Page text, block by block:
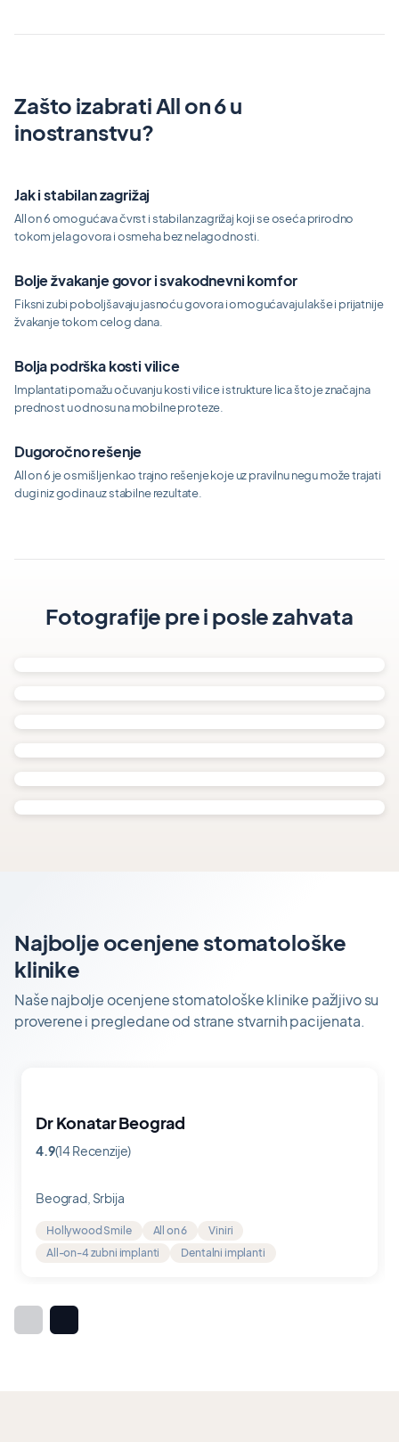
Zašto izabrati All on 6 u
inostranstvu?
Jak i stabilan zagrižaj
All on 6 omogućava čvrst i stabilan zagrižaj koji se oseća prirodno
tokom jela govora i osmeha bez nelagodnosti.
Bolje žvakanje govor i svakodnevni komfor
Fiksni zubi poboljšavaju jasnoću govora i omogućavaju lakše i prijatnije
žvakanje tokom celog dana.
Bolja podrška kosti vilice
Implantati pomažu očuvanju kosti vilice i strukture lica što je značajna
prednost u odnosu na mobilne proteze.
Dugoročno rešenje
All on 6 je osmišljen kao trajno rešenje koje uz pravilnu negu može trajati
dugi niz godina uz stabilne rezultate.
Fotografije pre i posle zahvata
Najbolje ocenjene stomatološke
klinike
Naše najbolje ocenjene stomatološke klinike pažljivo su
proverene i pregledane od strane stvarnih pacijenata.
Dr Konatar Beograd
Ocena
od
4.9(14 Recenzije)
Beograd, Srbija
Hollywood Smile All on 6
Viniri
All-on-4 zubni implanti
Dentalni implanti
1
of